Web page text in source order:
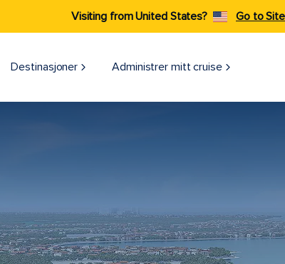
Visiting from United States? Go to Site
Destinasjoner Administrer mitt cruise